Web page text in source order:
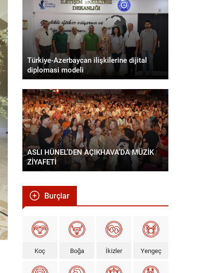
Türkiye-Azerbaycan ilişkilerine dijital
diplomasi modeli
ASLI HÜNEL’DEN AÇIKHAVA’DA MÜZİK
ZİYAFETİ
Burçlar
Koç Boğa İkizler Yengeç